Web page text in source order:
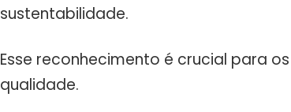
sustentabilidade.
Esse reconhecimento é crucial para
qualidade.